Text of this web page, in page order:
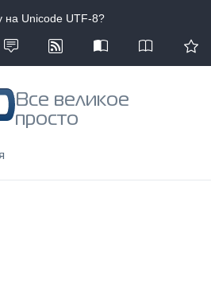
на Unicode UTF-8?
Все великое
просто